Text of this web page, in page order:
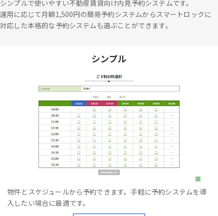
シンプルで使いやすい不動産賃貸向け内見予約システムです。
運用に応じて月額1,500円の簡易予約システムからスマートロックに
対応した本格的な予約システムも選ぶことができます。
シンプル
物件とスケジュールから予約できます。手軽に予約システムを導
入したい場合に最適です。